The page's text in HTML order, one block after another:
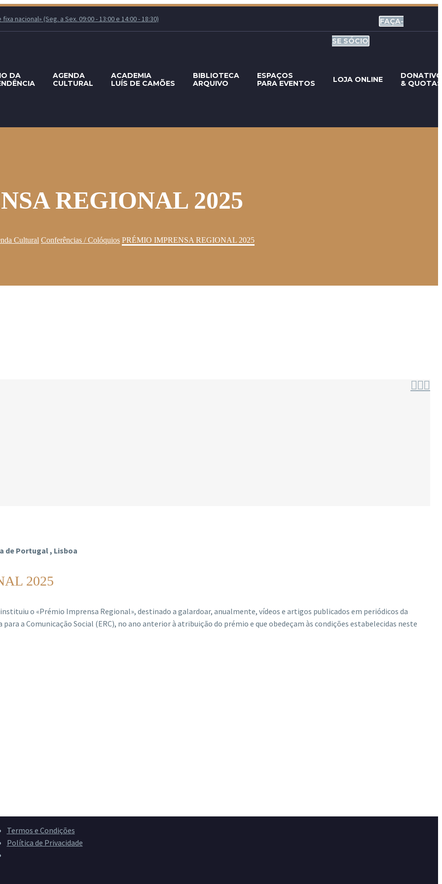
nacional» (Seg. a Sex. 09:00 - 13:00 e 14:00 - 18:30) FAÇA-
SE SÓCIO
DA
AGENDA
CULTURAL
ACADEMIA
LUÍS DE CAMÕES
BIBLIOTECA
ARQUIVO
ESPAÇOS
PARA EVENTOS
LOJA ONLINE
& QUOTAS
REGIONAL 2025
Cultural Conferências / Colóquios PRÉMIO IMPRENSA REGIONAL 2025

de Portugal , Lisboa
2025
o «Prémio Imprensa Regional», destinado a galardoar, anualmente, vídeos e artigos publicados em periódicos da
a Comunicação Social (ERC), no ano anterior à atribuição do prémio e que obedeçam às condições estabelecidas neste
Termos e Condições
Política de Privacidade